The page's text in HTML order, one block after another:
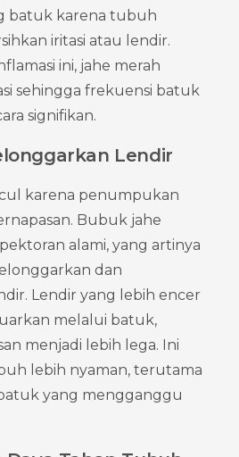
batuk karena tubuh
iritasi atau lendir.
ini, jahe merah
sehingga frekuensi batuk
signifikan.
Lendir
karena penumpukan
Bubuk jahe
alami, yang artinya
dan
Lendir yang lebih encer
melalui batuk,
menjadi lebih lega. Ini
lebih nyaman, terutama
yang mengganggu